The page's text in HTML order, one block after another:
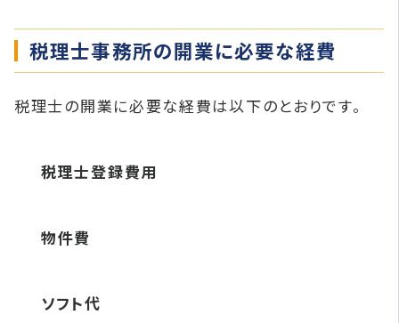
税理士事務所の開業に必要な経費
税理士の開業に必要な経費は以下のとおりです。
税理士登録費用
物件費
ソフト代